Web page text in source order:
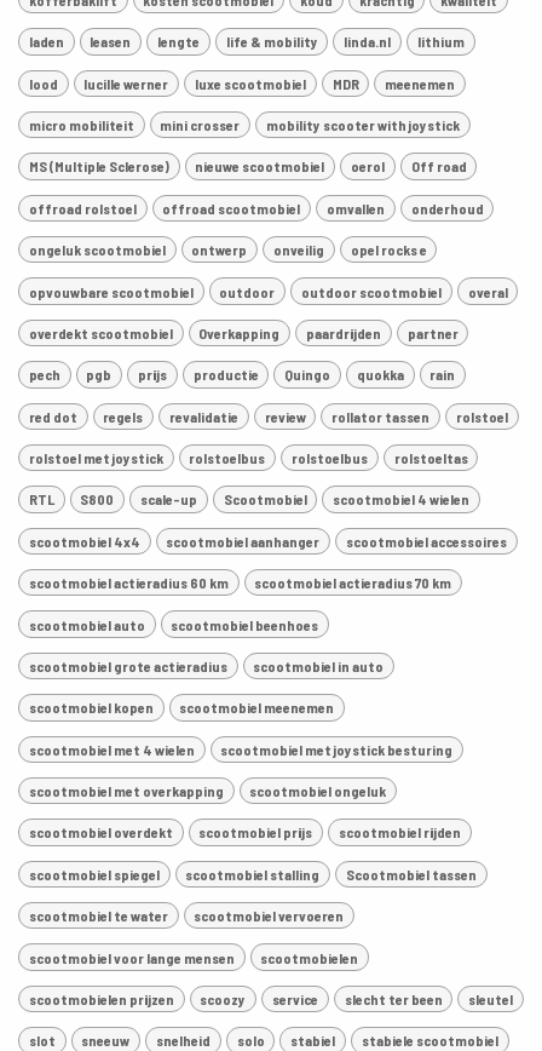
laden leasen lengte life & mobility linda.nl lithium
lood lucille werner luxe scootmobiel MDR meenemen
micro mobiliteit mini crosser mobility scooter with joystick
MS (Multiple Sclerose) nieuwe scootmobiel oerol Off road
offroad rolstoel offroad scootmobiel omvallen onderhoud
ongeluk scootmobiel ontwerp onveilig opel rocks e
opvouwbare scootmobiel outdoor outdoor scootmobiel overal
overdekt scootmobiel Overkapping paardrijden partner
pech pgb prijs productie Quingo quokka rain
red dot regels revalidatie review rollator tassen rolstoel
rolstoel met joystick rolstoelbus rolstoelbus rolstoeltas
RTL S800 scale-up Scootmobiel scootmobiel 4 wielen
scootmobiel 4x4 scootmobiel aanhanger scootmobiel accessoires
scootmobiel actieradius 60 km scootmobiel actieradius 70 km
scootmobiel auto scootmobiel beenhoes
scootmobiel grote actieradius scootmobiel in auto
scootmobiel kopen scootmobiel meenemen
scootmobiel met 4 wielen scootmobiel met joystick besturing
scootmobiel met overkapping scootmobiel ongeluk
scootmobiel overdekt scootmobiel prijs scootmobiel rijden
scootmobiel spiegel scootmobiel stalling Scootmobiel tassen
scootmobiel te water scootmobiel vervoeren
scootmobiel voor lange mensen scootmobielen
scootmobielen prijzen scoozy service slecht ter been sleutel
slot sneeuw snelheid solo stabiel stabiele scootmobiel